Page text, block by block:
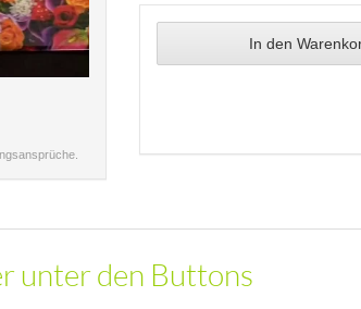
In den
unter den Buttons